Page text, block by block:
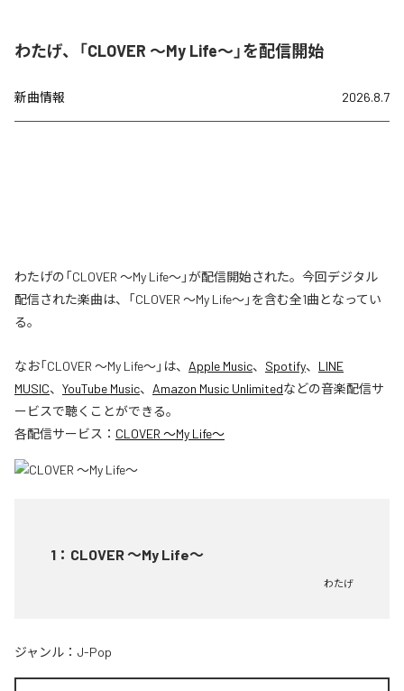
わたげ、「CLOVER ～My Life～」を配信開始
新曲情報 2026.8.7
わたげの「CLOVER ～My Life～」が配信開始された。今回デジタル
配信された楽曲は、「CLOVER ～My Life～」を含む全1曲となってい
る。
なお「CLOVER ～My Life～」は、 Apple Music、 Spotify、 LINE
MUSIC、 YouTube Music、 Amazon Music Unlimitedなどの音楽配信サ
ービスで聴くことができる。
各配信サービス： CLOVER ～My Life～
1 ： CLOVER ～My Life～
わたげ
ジャンル： J-Pop